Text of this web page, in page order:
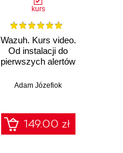
kurs
Wazuh. Kurs video.
Od instalacji do
pierwszych alertów
Adam Józefiok
149.00 zł